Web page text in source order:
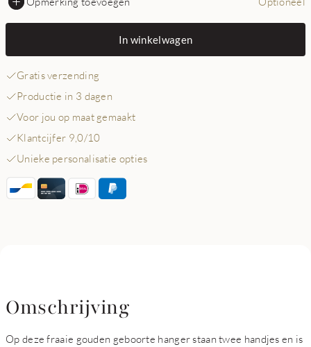
In winkelwagen
Gratis verzending
Productie in 3 dagen
Voor jou op maat gemaakt
Klantcijfer 9,0/10
Unieke personalisatie opties
Omschrijving
Op deze fraaie gouden geboorte hanger staan twee handjes en is